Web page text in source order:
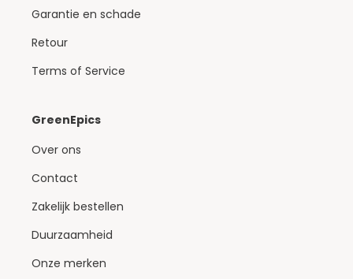
Garantie en schade
Retour
Terms of Service
GreenEpics
Over ons
Contact
Zakelijk bestellen
Duurzaamheid
Onze merken